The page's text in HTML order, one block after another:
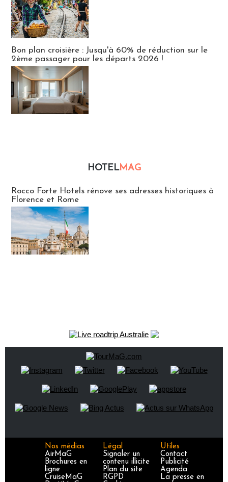
Bon plan croisière : Jusqu'à 60% de réduction sur le
2ème passager pour les départs 2026 !
HOTELMAG
Rocco Forte Hotels rénove ses adresses historiques à
Florence et Rome
Nos médias
AirMaG
Brochures en
ligne
CruiseMaG
Légal
Signaler un
contenu illicite
Plan du site
RGPD
Utiles
Contact
Publicité
Agenda
La presse en